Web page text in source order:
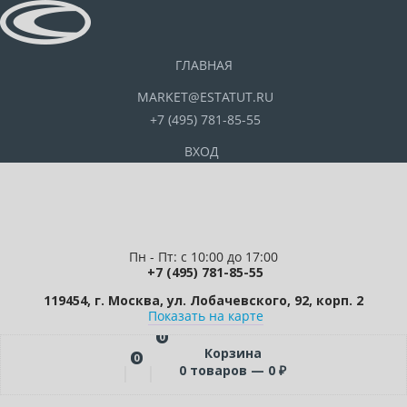
ГЛАВНАЯ
MARKET@ESTATUT.RU
+7 (495) 781-85-55
ВХОД
Пн - Пт: с 10:00 до 17:00
+7 (495) 781-85-55
119454, г. Москва, ул. Лобачевского, 92, корп. 2
Показать на карте
0
0
Корзина
0 товаров — 0 ₽